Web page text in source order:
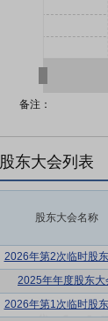
备注：
股东大会列表
股东大会名称
2026年第2次临时股
2025年年度股东大
2026年第1次临时股